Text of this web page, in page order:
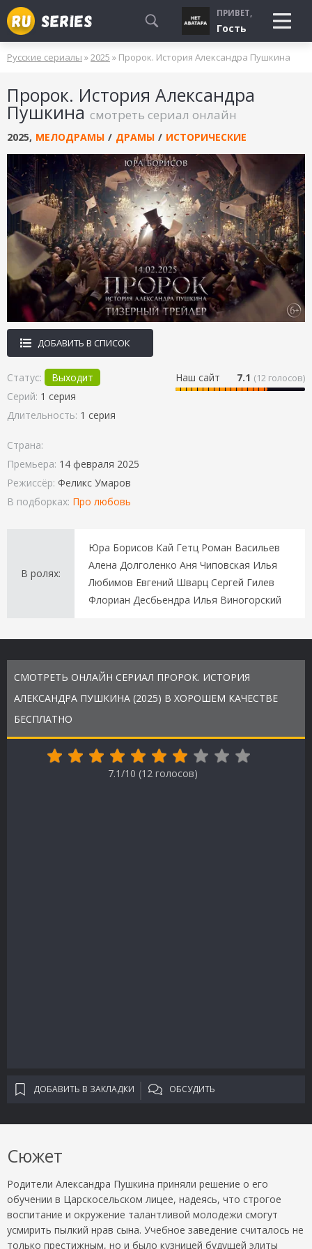
СМОТРЮ
БУДУ СМОТРЕТЬ
УЖЕ СМОТРЕЛ
ПРИВЕТ,
Гость
Русские сериалы »2025 » Пророк. История Александра Пушкина
Пророк. История Александра
Пушкина смотреть сериал онлайн
2025, МЕЛОДРАМЫ / ДРАМЫ / ИСТОРИЧЕСКИЕ
ДОБАВИТЬ В СПИСОК
Наш сайт 7.1 (12 голосов)
Статус:
Выходит
Серий: 1 серия
Длительность: 1 серия
Страна:
Премьера: 14 февраля 2025
Режиссёр: Феликс Умаров
В подборках: Про любовь
В ролях:
Юра Борисов Кай Гетц Роман Васильев
Алена Долголенко Аня Чиповская Илья
Любимов Евгений Шварц Сергей Гилев
Флориан Десбьендра Илья Виногорский
СМОТРЕТЬ ОНЛАЙН СЕРИАЛ ПРОРОК. ИСТОРИЯ
АЛЕКСАНДРА ПУШКИНА (2025) В ХОРОШЕМ КАЧЕСТВЕ
БЕСПЛАТНО
7.1/10 (12 голосов)
ДОБАВИТЬ В ЗАКЛАДКИ ОБСУДИТЬ
Сюжет
Родители Александра Пушкина приняли решение о его
обучении в Царскосельском лицее, надеясь, что строгое
воспитание и окружение талантливой молодежи смогут
усмирить пылкий нрав сына. Учебное заведение считалось не
только престижным, но и было кузницей будущей элиты